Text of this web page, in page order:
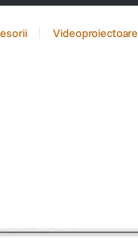
Videoproiectoare